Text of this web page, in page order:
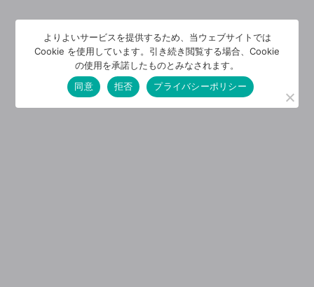
よりよいサービスを提供するため、当ウェブサイトでは
Cookie を使用しています。引き続き閲覧する場合、Cookie
の使用を承諾したものとみなされます。
同意
拒否 プライバシーポリシー